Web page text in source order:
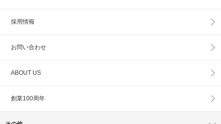
採用情報
お問い合わせ
ABOUT US
創業100周年